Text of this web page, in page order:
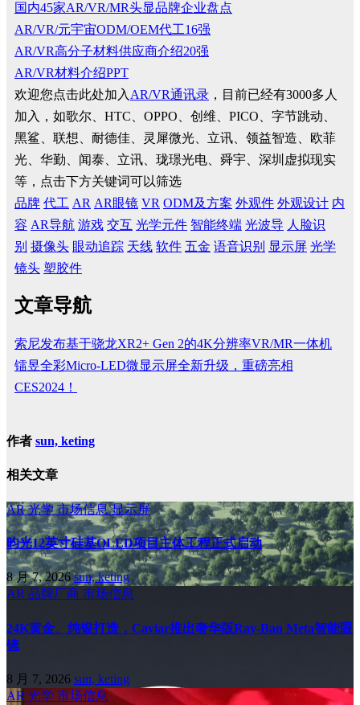
国内45家AR/VR/MR头显品牌企业盘点
AR/VR/元宇宙ODM/OEM代工16强
AR/VR高分子材料供应商介绍20强
AR/VR材料介绍PPT
欢迎您点击此处加入 AR/VR通讯录 ，目前已经有3000多人
加入，如歌尔、HTC、OPPO、创维、PICO、字节跳动、
黑鲨、联想、耐德佳、灵犀微光、立讯、领益智造、欧菲
光、华勤、闻泰、立讯、珑璟光电、舜宇、深圳虚拟现实
等，点击下方关键词可以筛选
品牌 代工 AR AR眼镜 VR ODM及方案 外观件 外观设计 内
容 AR导航 游戏 交互 光学元件 智能终端 光波导 人脸识
别 摄像头 眼动追踪 天线 软件 五金 语音识别 显示屏 光学
镜头 塑胶件
文章导航
索尼发布基于骁龙XR2+ Gen 2的4K分辨率VR/MR一体机
镭昱全彩Micro-LED微显示屏全新升级，重磅亮相
CES2024！
作者 sun, keting
相关文章
AR光学市场信息显示屏
昀光12英寸硅基OLED项目主体工程正式启动
8 月 7, 2026sun, keting
AR 品牌厂商 市场信息
24K黄金、纯银打造，Caviar推出奢华版Ray-Ban Meta智能眼
镜
8 月 7, 2026 sun, keting
AR 光学 市场信息